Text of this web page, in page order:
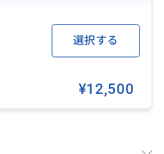
方とご一緒になります。
様は、あらかじめお知ら
、乗船前に酔い止めを服
法律により、添乗員から
選択する
¥12,500